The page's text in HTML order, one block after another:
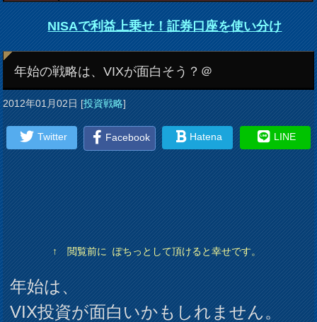
NISAで利益上乗せ！証券口座を使い分け
年始の戦略は、VIXが面白そう？＠
2012年01月02日[投資戦略]
Twitter Facebook Hatena LINE
↑ 閲覧前に ぽちっとして頂けると幸せです。
年始は、
VIX投資が面白いかもしれません。